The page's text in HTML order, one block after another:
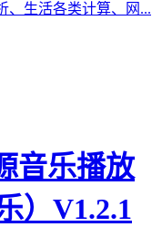
、生活各类计算、网...
音乐播放
）V1.2.1